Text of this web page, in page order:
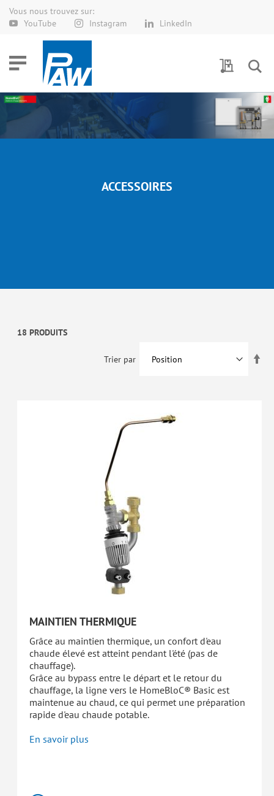
Vous nous trouvez sur:
YouTube
Instagram LinkedIn
Allez
Demande
ACCESSOIRES
18 PRODUITS
Trier par
MAINTIEN THERMIQUE
Grâce au maintien thermique, un confort d'eau
chaude élevé est atteint pendant l'été (pas de
chauffage).
Grâce au bypass entre le départ et le retour du
chauffage, la ligne vers le HomeBloC® Basic est
maintenue au chaud, ce qui permet une préparation
rapide d'eau chaude potable.
En savoir plus